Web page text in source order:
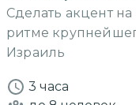
Сделать акцент
ритме
Израиль
3 часа